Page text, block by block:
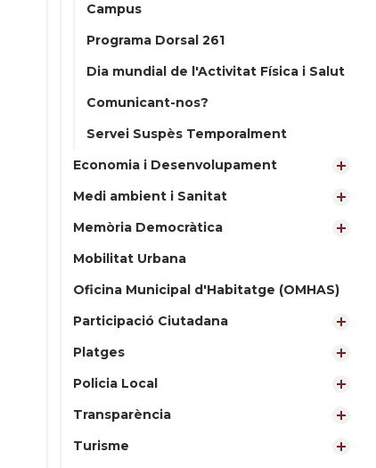
Campus
Programa Dorsal 261
Dia mundial de l'Activitat Física i Salut
Comunicant-nos?
Servei Suspès Temporalment
Economia i Desenvolupament
Medi ambient i Sanitat
Memòria Democràtica
Mobilitat Urbana
Oficina Municipal d'Habitatge (OMHAS)
Participació Ciutadana
Platges
Policia Local
Transparència
Turisme